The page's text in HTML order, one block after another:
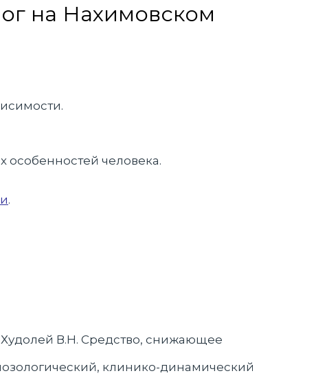
на Нахимовском
особенностей человека.
.
Худолей В.Н. Средство, снижающее
клинико-динамический